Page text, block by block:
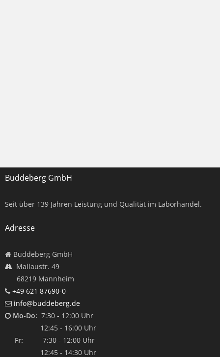
Buddeberg GmbH
Seit über 139 Jahren Leistung und Qualität im Laborhandel.
Adresse
Buddeberg GmbH
Mallaustr. 49
68219 Mannheim
+49 621 87690-0
info@buddeberg.de
Mo-Do: 7:30 - 12:00 Uhr
12:45 - 16:00 Uhr
Fr: 7:30 - 12:00 Uhr
12:45 - 14:30 Uhr